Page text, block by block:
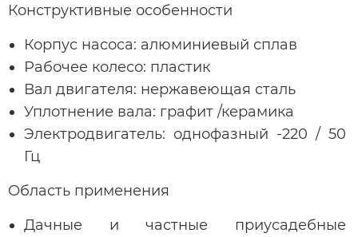
Конструктивные особенности
Корпус насоса: алюминиевый сплав
Рабочее колесо: пластик
Вал двигателя: нержавеющая сталь
Уплотнение вала: графит /керамика
Электродвигатель: однофазный -220 / 50
Гц
Область применения
Дачные и частные приусадебные